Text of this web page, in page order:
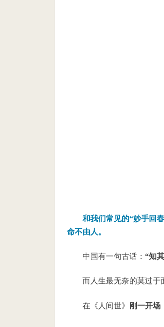
和我们常见的“妙手回
命不由人。
中国有一句古话： “知
而人生最无奈的莫过于
在《人间世》 刚一开场